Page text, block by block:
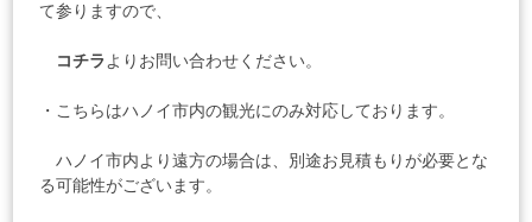
て参りますので、
コチラよりお問い合わせください。
・こちらはハノイ市内の観光にのみ対応しております。
ハノイ市内より遠方の場合は、別途お見積もりが必要とな
る可能性がございます。